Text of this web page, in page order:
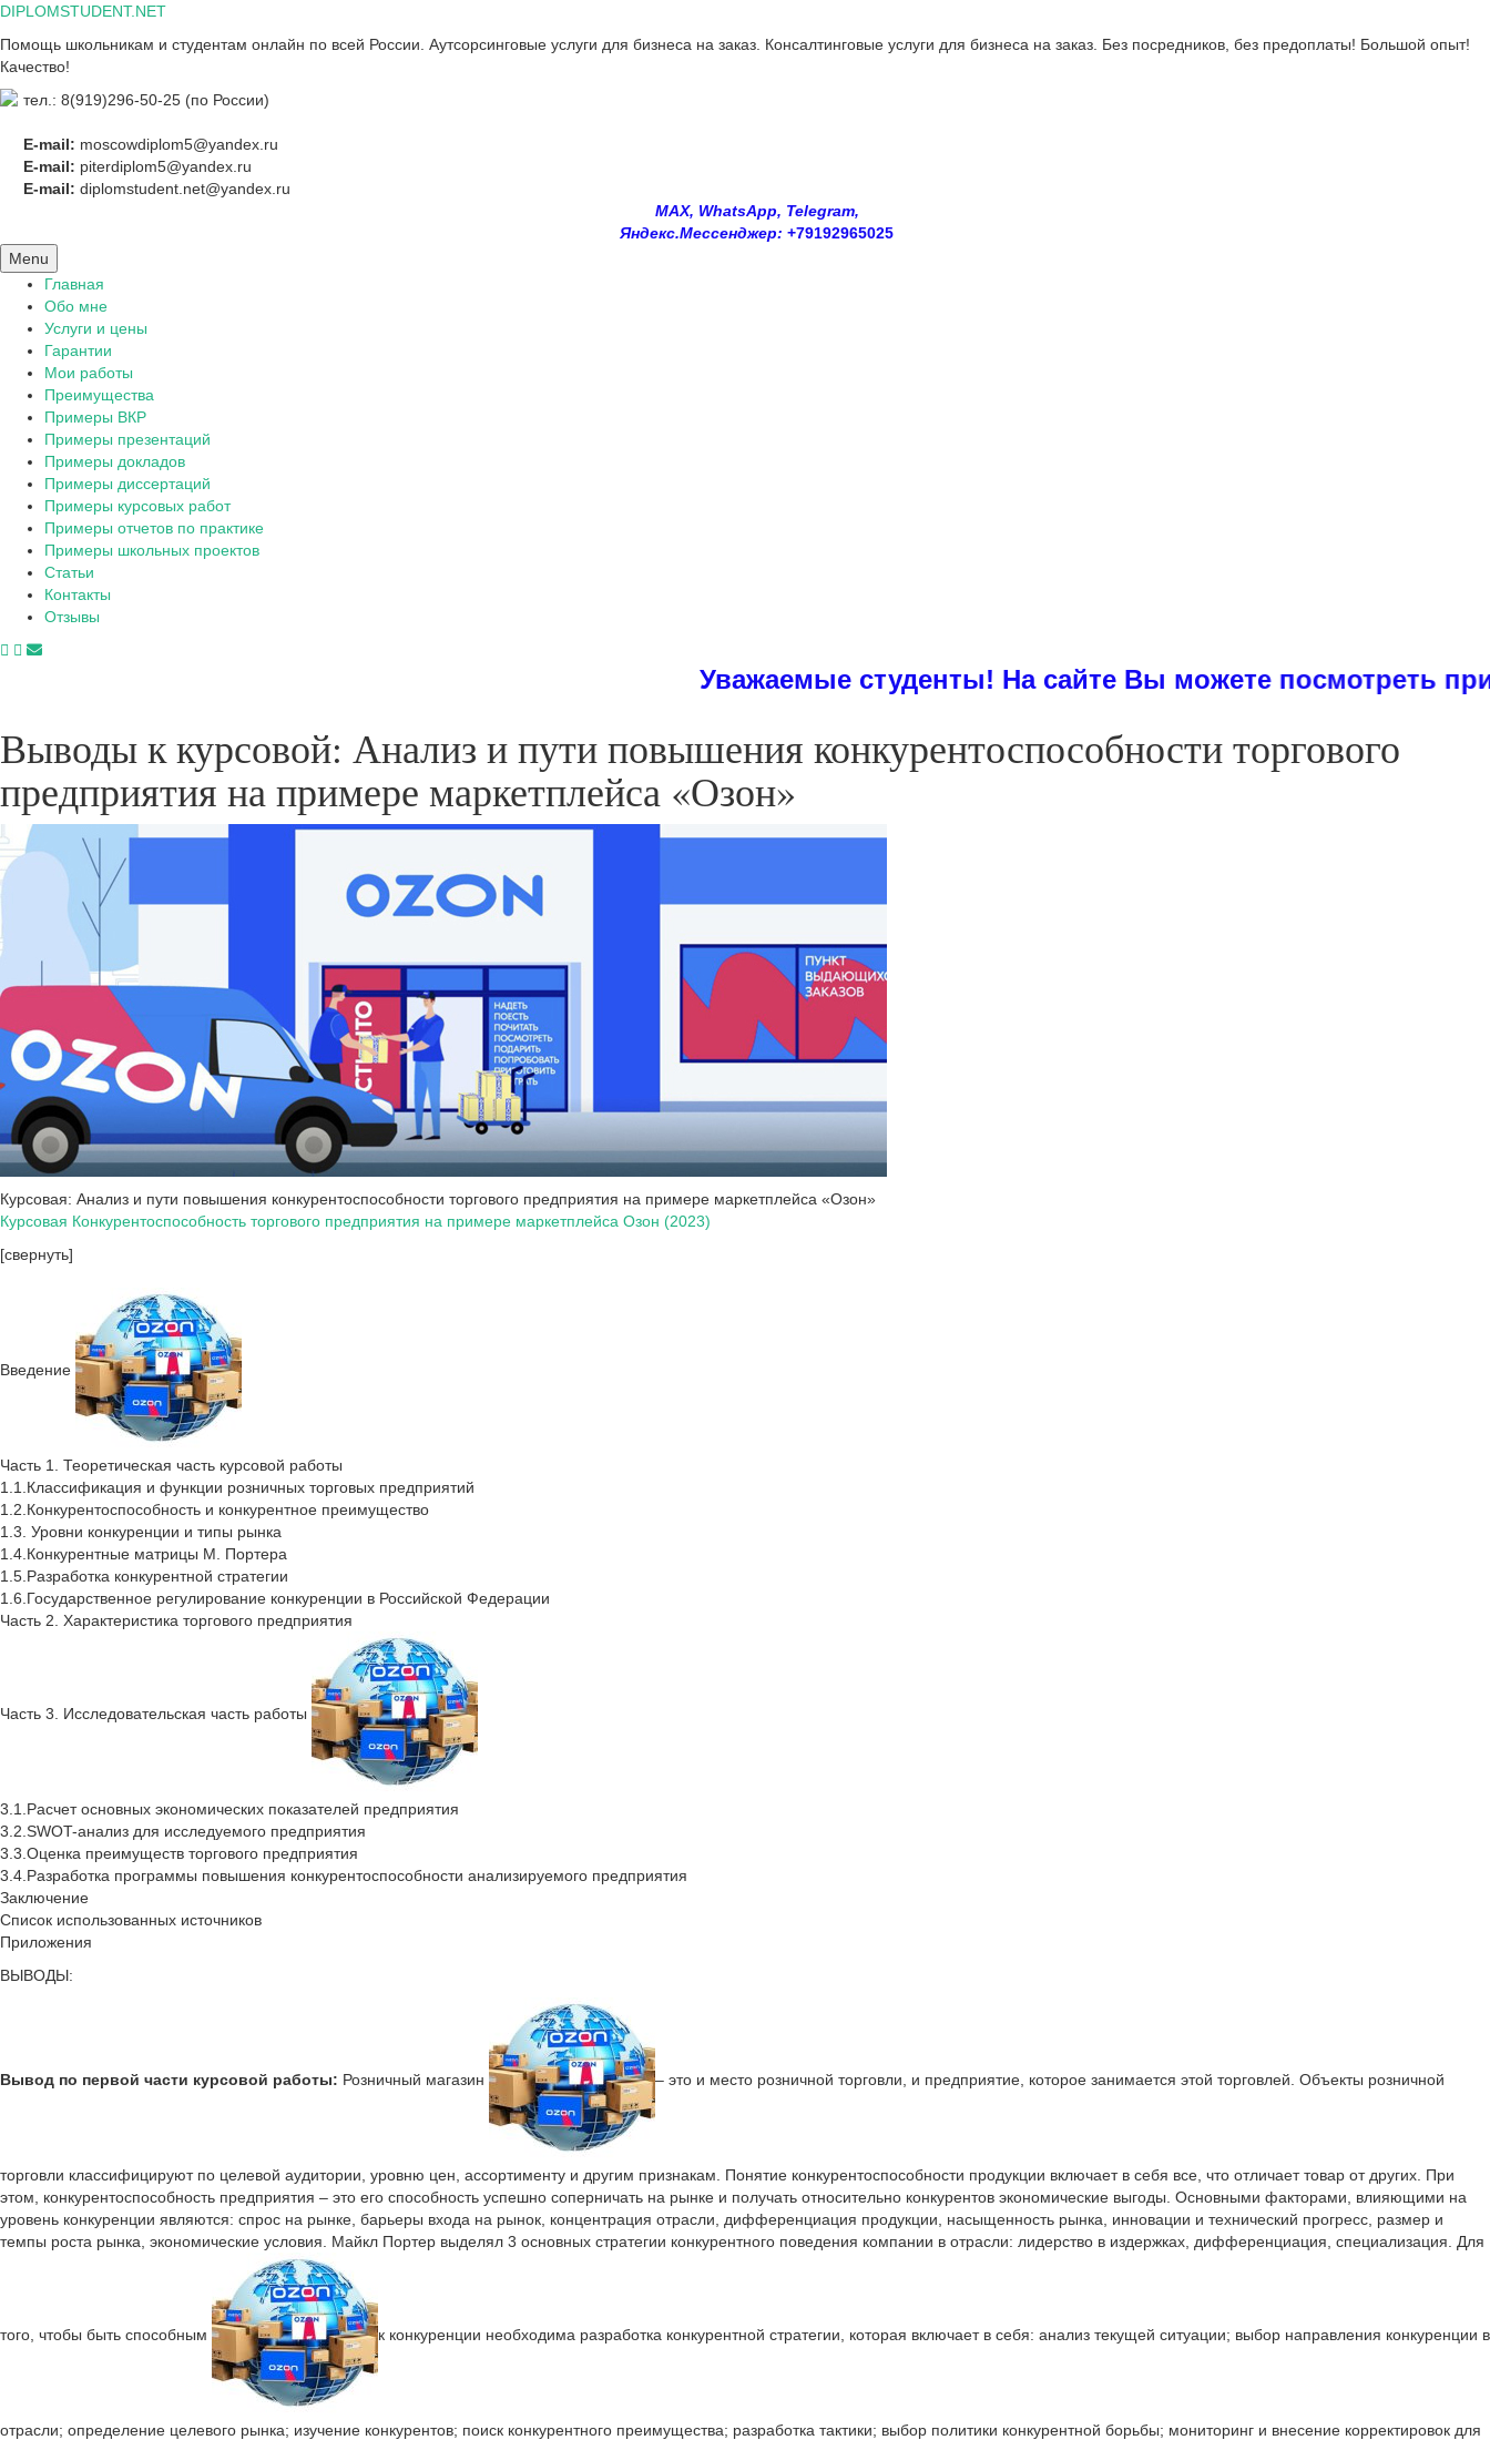
Skip
content
DIPLOMSTUDENT.NET
Помощь школьникам и студентам онлайн по всей России. Аутсорсинговые услуги для бизнеса на заказ. Консалтинговые услуги для бизнеса на заказ. Без посредников, без предоплаты! Большой опыт!
Качество!
тел.: 8(919)296-50-25 (по России)
E-mail: moscowdiplom5@yandex.ru
E-mail: piterdiplom5@yandex.ru
E-mail: diplomstudent.net@yandex.ru
MAX, WhatsApp, Telegram,
Яндекс.Мессенджер: +79192965025
Menu
Главная
Обо мне
Услуги и цены
Гарантии
Мои работы
Преимущества
Примеры ВКР
Примеры презентаций
Примеры докладов
Примеры диссертаций
Примеры курсовых работ
Примеры отчетов по практике
Примеры школьных проектов
Статьи
Контакты
Отзывы
Уважаемые студенты! На сайте Вы можете посмотреть примеры
Выводы к курсовой: Анализ и пути повышения конкурентоспособности торгового
предприятия на примере маркетплейса «Озон»
Курсовая: Анализ и пути повышения конкурентоспособности торгового предприятия на примере маркетплейса «Озон»
Курсовая Конкурентоспособность торгового предприятия на примере маркетплейса Озон (2023)
[свернуть]
Введение
Часть 1. Теоретическая часть курсовой работы
1.1.Классификация и функции розничных торговых предприятий
1.2.Конкурентоспособность и конкурентное преимущество
1.3. Уровни конкуренции и типы рынка
1.4.Конкурентные матрицы М. Портера
1.5.Разработка конкурентной стратегии
1.6.Государственное регулирование конкуренции в Российской Федерации
Часть 2. Характеристика торгового предприятия
Часть 3. Исследовательская часть работы
3.1.Расчет основных экономических показателей предприятия
3.2.SWOT-анализ для исследуемого предприятия
3.3.Оценка преимуществ торгового предприятия
3.4.Разработка программы повышения конкурентоспособности анализируемого предприятия
Заключение
Список использованных источников
Приложения
ВЫВОДЫ:
Вывод по первой части курсовой работы: Розничный магазин – это и место розничной торговли, и предприятие, которое занимается этой торговлей. Объекты розничной
торговли классифицируют по целевой аудитории, уровню цен, ассортименту и другим признакам. Понятие конкурентоспособности продукции включает в себя все, что отличает товар от других. При
этом, конкурентоспособность предприятия – это его способность успешно соперничать на рынке и получать относительно конкурентов экономические выгоды. Основными факторами, влияющими на
уровень конкуренции являются: спрос на рынке, барьеры входа на рынок, концентрация отрасли, дифференциация продукции, насыщенность рынка, инновации и технический прогресс, размер и
темпы роста рынка, экономические условия. Майкл Портер выделял 3 основных стратегии конкурентного поведения компании в отрасли: лидерство в издержках, дифференциация, специализация. Для
того, чтобы быть способным к конкуренции необходима разработка конкурентной стратегии, которая включает в себя: анализ текущей ситуации; выбор направления конкуренции в
отрасли; определение целевого рынка; изучение конкурентов; поиск конкурентного преимущества; разработка тактики; выбор политики конкурентной борьбы; мониторинг и внесение корректировок для